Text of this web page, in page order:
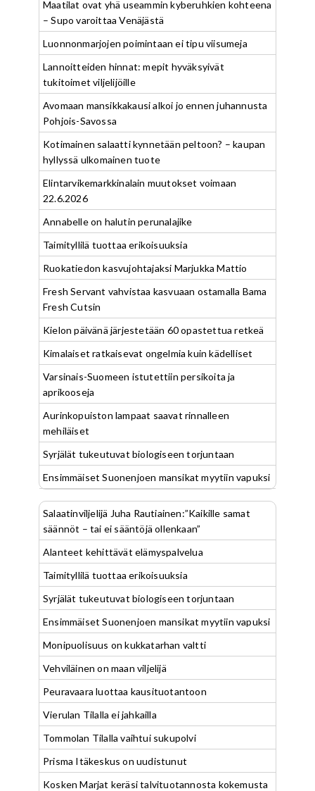
Maatilat ovat yhä useammin kyberuhkien kohteena
– Supo varoittaa Venäjästä
Luonnonmarjojen poimintaan ei tipu viisumeja
Lannoitteiden hinnat: mepit hyväksyivät
tukitoimet viljelijöille
Avomaan mansikkakausi alkoi jo ennen juhannusta
Pohjois-Savossa
Kotimainen salaatti kynnetään peltoon? – kaupan
hyllyssä ulkomainen tuote
Elintarvikemarkkinalain muutokset voimaan
22.6.2026
Annabelle on halutin perunalajike
Taimityllilä tuottaa erikoisuuksia
Ruokatiedon kasvujohtajaksi Marjukka Mattio
Fresh Servant vahvistaa kasvuaan ostamalla Bama
Fresh Cutsin
Kielon päivänä järjestetään 60 opastettua retkeä
Kimalaiset ratkaisevat ongelmia kuin kädelliset
Varsinais-Suomeen istutettiin persikoita ja
aprikooseja
Aurinkopuiston lampaat saavat rinnalleen
mehiläiset
Syrjälät tukeutuvat biologiseen torjuntaan
Ensimmäiset Suonenjoen mansikat myytiin vapuksi
Salaatinviljelijä Juha Rautiainen:”Kaikille samat
säännöt – tai ei sääntöjä ollenkaan”
Alanteet kehittävät elämyspalvelua
Taimityllilä tuottaa erikoisuuksia
Syrjälät tukeutuvat biologiseen torjuntaan
Ensimmäiset Suonenjoen mansikat myytiin vapuksi
Monipuolisuus on kukkatarhan valtti
Vehviläinen on maan viljelijä
Peuravaara luottaa kausituotantoon
Vierulan Tilalla ei jahkailla
Tommolan Tilalla vaihtui sukupolvi
Prisma Itäkeskus on uudistunut
Kosken Marjat keräsi talvituotannosta kokemusta